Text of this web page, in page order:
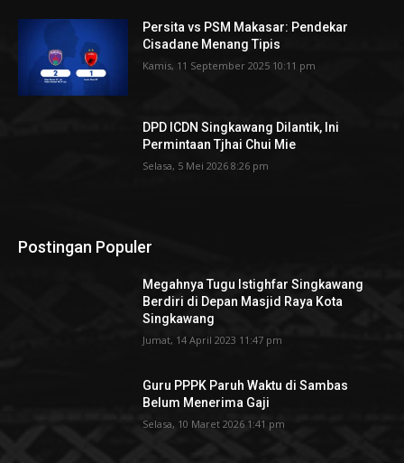
Persita vs PSM Makasar: Pendekar
Cisadane Menang Tipis
Kamis, 11 September 2025 10:11 pm
DPD ICDN Singkawang Dilantik, Ini
Permintaan Tjhai Chui Mie
Selasa, 5 Mei 2026 8:26 pm
Postingan Populer
Megahnya Tugu Istighfar Singkawang
Berdiri di Depan Masjid Raya Kota
Singkawang
Jumat, 14 April 2023 11:47 pm
Guru PPPK Paruh Waktu di Sambas
Belum Menerima Gaji
Selasa, 10 Maret 2026 1:41 pm